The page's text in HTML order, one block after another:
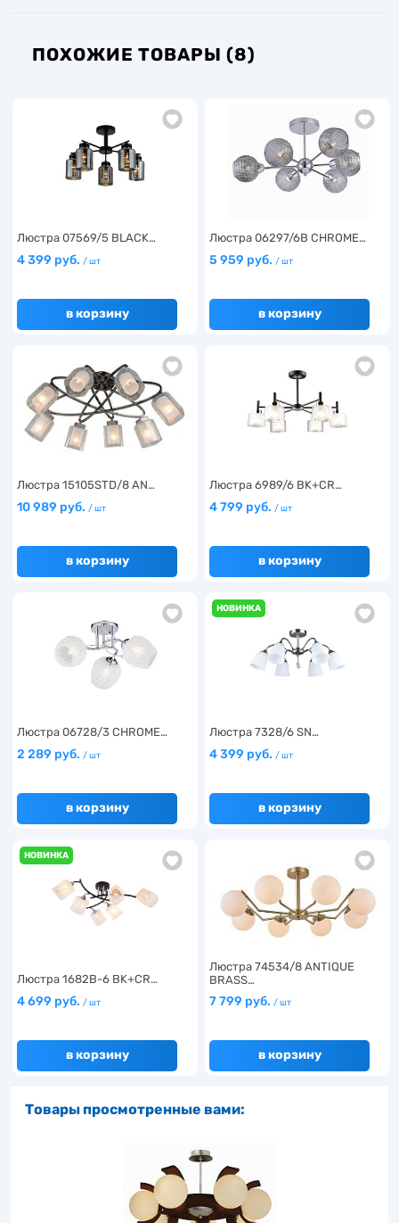
ПОХОЖИЕ ТОВАРЫ (8)
Люстра 07569/5 BLACK…
4 399 руб. / шт
в корзину
Люстра 06297/6B CHROME…
5 959 руб. / шт
в корзину
Люстра 15105STD/8 AN…
10 989 руб. / шт
в корзину
Люстра 6989/6 BK+CR…
4 799 руб. / шт
в корзину
Люстра 06728/3 CHROME…
2 289 руб. / шт
в корзину
НОВИНКА
Люстра 7328/6 SN…
4 399 руб. / шт
в корзину
НОВИНКА
Люстра 1682B-6 BK+CR…
4 699 руб. / шт
в корзину
Люстра 74534/8 ANTIQUE
BRASS…
7 799 руб. / шт
в корзину
Товары просмотренные вами: